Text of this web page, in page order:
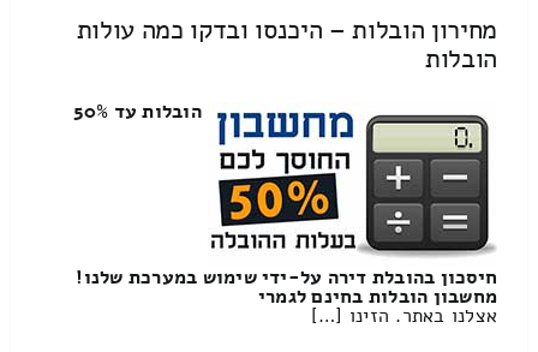
מחירון הובלות – היכנסו ובדקו כמה עולות
הובלות
הובלות עד 50%
חיסכון בהובלת דירה על-ידי שימוש במערכת שלנו!
מחשבון הובלות בחינם לגמרי
אצלנו באתר. הזינו […]